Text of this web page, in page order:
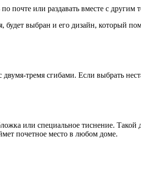
почте или раздавать вместе с другим
выбран и его дизайн, который
тремя сгибами. Если выбрать
или специальное тиснение. Такой
почетное место в любом доме.